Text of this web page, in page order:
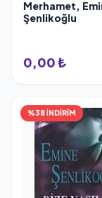
Merhamet,
Şenlikoğlu
0,00 ₺
%38 İNDİRİM